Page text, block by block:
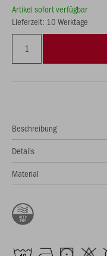
Artikel sofort verfügbar
Lieferzeit: 10 Werktage
Beschreibung
Details
Material